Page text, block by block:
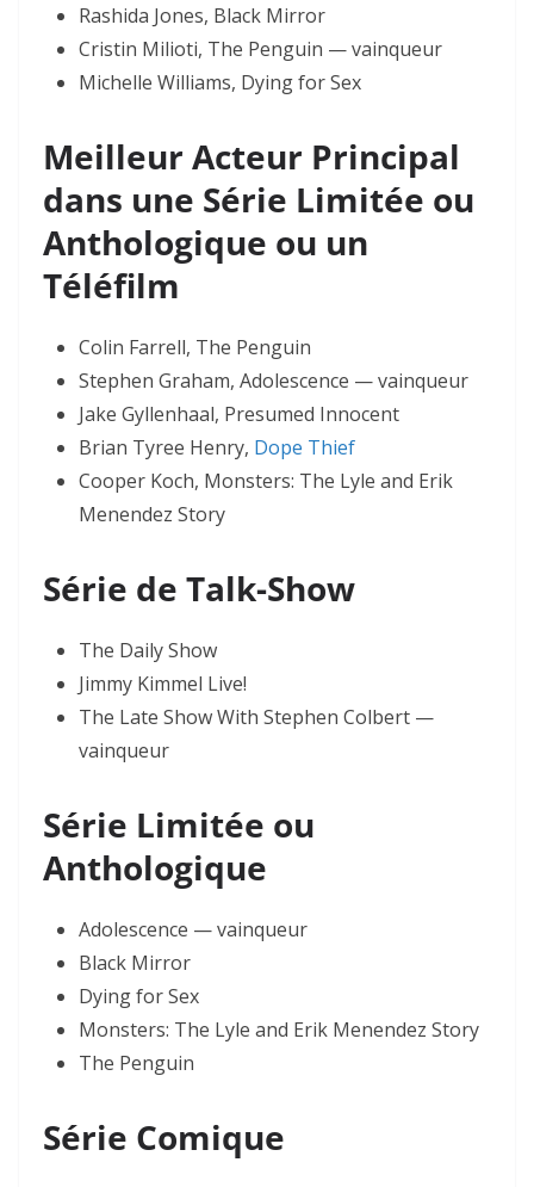
Rashida Jones, Black Mirror
Cristin Milioti, The Penguin — vainqueur
Michelle Williams, Dying for Sex
Meilleur Acteur Principal
dans une Série Limitée ou
Anthologique ou un
Téléfilm
Colin Farrell, The Penguin
Stephen Graham, Adolescence — vainqueur
Jake Gyllenhaal, Presumed Innocent
Brian Tyree Henry, Dope Thief
Cooper Koch, Monsters: The Lyle and Erik
Menendez Story
Série de Talk-Show
The Daily Show
Jimmy Kimmel Live!
The Late Show With Stephen Colbert —
vainqueur
Série Limitée ou
Anthologique
Adolescence — vainqueur
Black Mirror
Dying for Sex
Monsters: The Lyle and Erik Menendez Story
The Penguin
Série Comique